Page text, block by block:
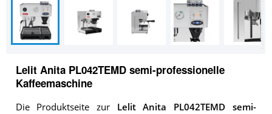
Lelit Anita PL042TEMD semi-professionelle
Kaffeemaschine
Die Produktseite zur Lelit Anita PL042TEMD semi-